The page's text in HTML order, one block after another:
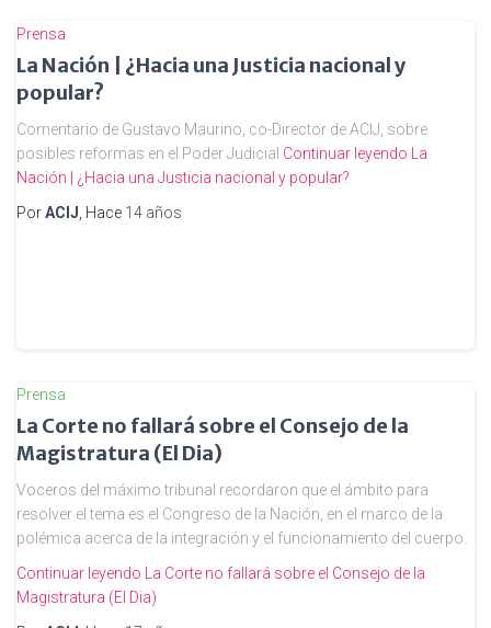
Prensa
La Nación | ¿Hacia una Justicia nacional y
popular?
Comentario de Gustavo Maurino, co-Director de ACIJ, sobre
posibles reformas en el Poder Judicial Continuar leyendo La
Nación | ¿Hacia una Justicia nacional y popular?
PorACIJ , Hace 14 años
Prensa
La Corte no fallará sobre el Consejo de la
Magistratura (El Dia)
Voceros del máximo tribunal recordaron que el ámbito para
resolver el tema es el Congreso de la Nación, en el marco de la
polémica acerca de la integración y el funcionamiento del cuerpo.
Continuar leyendo La Corte no fallará sobre el Consejo de la
Magistratura (El Dia)